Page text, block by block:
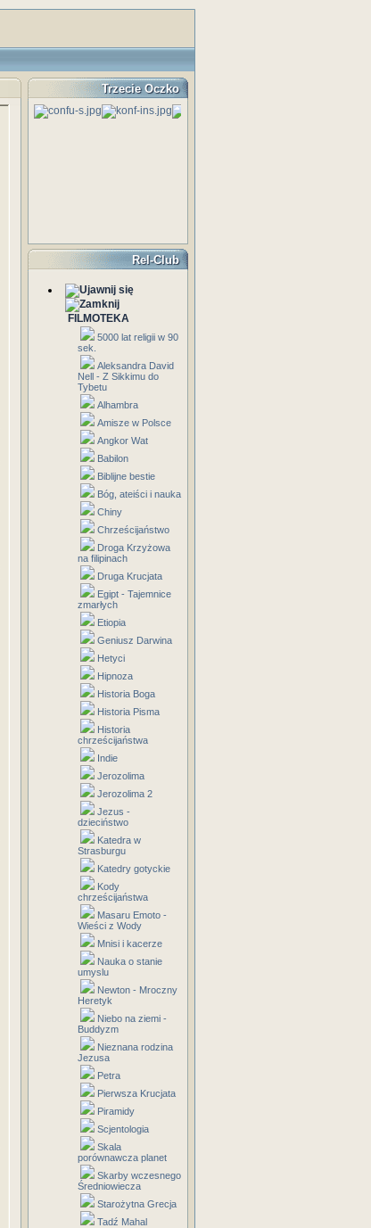
Trzecie Oczko
Rel-Club
FILMOTEKA
5000 lat religii w 90
sek.
Aleksandra David
Nell - Z Sikkimu do
Tybetu
Alhambra
Amisze w Polsce
Angkor Wat
Babilon
Biblijne bestie
Bóg, ateiści i nauka
Chiny
Chrześcijaństwo
Droga Krzyżowa
na filipinach
Druga Krucjata
Egipt - Tajemnice
zmarłych
Etiopia
Geniusz Darwina
Hetyci
Hipnoza
Historia Boga
Historia Pisma
Historia
chrześcijaństwa
Indie
Jerozolima
Jerozolima 2
Jezus -
dzieciństwo
Katedra w
Strasburgu
Katedry gotyckie
Kody
chrześcijaństwa
Masaru Emoto -
Wieści z Wody
Mnisi i kacerze
Nauka o stanie
umyslu
Newton - Mroczny
Heretyk
Niebo na ziemi -
Buddyzm
Nieznana rodzina
Jezusa
Petra
Pierwsza Krucjata
Piramidy
Scjentologia
Skala
porównawcza planet
Skarby wczesnego
Średniowiecza
Starożytna Grecja
Tadź Mahal